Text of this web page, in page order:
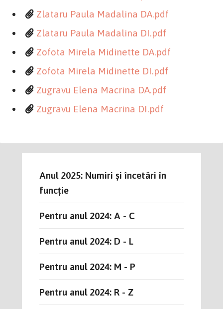
Zlataru Paula Madalina DA.pdf
Zlataru Paula Madalina DI.pdf
Zofota Mirela Midinette DA.pdf
Zofota Mirela Midinette DI.pdf
Zugravu Elena Macrina DA.pdf
Zugravu Elena Macrina DI.pdf
Anul 2025: Numiri și încetări în
funcție
Pentru anul 2024: A - C
Pentru anul 2024: D - L
Pentru anul 2024: M - P
Pentru anul 2024: R - Z